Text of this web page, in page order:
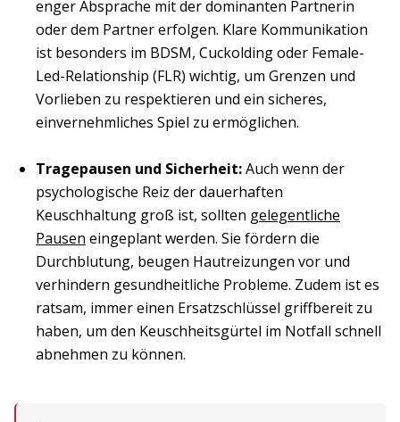
enger Absprache mit der dominanten Partnerin
oder dem Partner erfolgen. Klare Kommunikation
ist besonders im BDSM, Cuckolding oder Female-
Led-Relationship (FLR) wichtig, um Grenzen und
Vorlieben zu respektieren und ein sicheres,
einvernehmliches Spiel zu ermöglichen.
Tragepausen und Sicherheit:Auch wenn der
psychologische Reiz der dauerhaften
Keuschhaltung groß ist, sollten gelegentliche
Pausen eingeplant werden. Sie fördern die
Durchblutung, beugen Hautreizungen vor und
verhindern gesundheitliche Probleme. Zudem ist es
ratsam, immer einen Ersatzschlüssel griffbereit zu
haben, um den Keuschheitsgürtel im Notfall schnell
abnehmen zu können.